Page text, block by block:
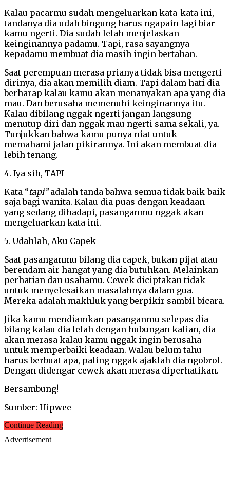
Kalau pacarmu sudah mengeluarkan kata-kata ini,
tandanya dia udah bingung harus ngapain lagi biar
kamu ngerti. Dia sudah lelah menjelaskan
keinginannya padamu. Tapi, rasa sayangnya
kepadamu membuat dia masih ingin bertahan.
Saat perempuan merasa prianya tidak bisa mengerti
dirinya, dia akan memilih diam. Tapi dalam hati dia
berharap kalau kamu akan menanyakan apa yang dia
mau. Dan berusaha memenuhi keinginannya itu.
Kalau dibilang nggak ngerti jangan langsung
menutup diri dan nggak mau ngerti sama sekali, ya.
Tunjukkan bahwa kamu punya niat untuk
memahami jalan pikirannya. Ini akan membuat dia
lebih tenang.
4. Iya sih, TAPI
Kata “tapi”adalah tanda bahwa semua tidak baik-baik
saja bagi wanita. Kalau dia puas dengan keadaan
yang sedang dihadapi, pasanganmu nggak akan
mengeluarkan kata ini.
5. Udahlah, Aku Capek
Saat pasanganmu bilang dia capek, bukan pijat atau
berendam air hangat yang dia butuhkan. Melainkan
perhatian dan usahamu. Cewek diciptakan tidak
untuk menyelesaikan masalahnya dalam gua.
Mereka adalah makhluk yang berpikir sambil bicara.
Jika kamu mendiamkan pasanganmu selepas dia
bilang kalau dia lelah dengan hubungan kalian, dia
akan merasa kalau kamu nggak ingin berusaha
untuk memperbaiki keadaan. Walau belum tahu
harus berbuat apa, paling nggak ajaklah dia ngobrol.
Dengan didengar cewek akan merasa diperhatikan.
Bersambung!
Sumber: Hipwee
Continue Reading
Advertisement